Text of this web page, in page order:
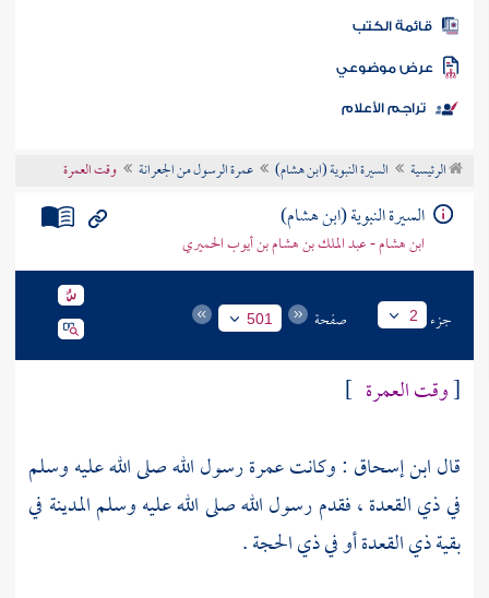
المكتبة
الكتب
موضوعي
تراجم الأعلام
الرئيسية السيرة النبوية (ابن هشام) عمرة الرسول من الجعرانة وقت العمرة
السيرة النبوية (ابن هشام)
ابن هشام - عبد الملك بن هشام بن أيوب الحميري
جزء 2 صفحة 501
[وقت العمرة ]
قالابن إسحاق : وكانت عمرة رسول الله صلى الله عليه وسلم
في ذي القعدة ، فقدم رسول الله صلى الله عليه وسلمالمدينة في
بقية ذي القعدة أو في ذي الحجة .